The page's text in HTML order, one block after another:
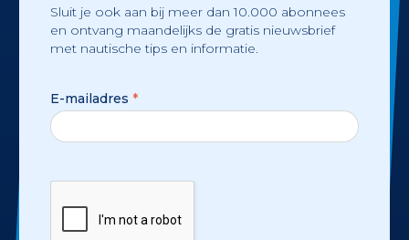
Sluit je ook aan bij meer dan 10.000 abonnees
en ontvang maandelijks de gratis nieuwsbrief
met nautische tips en informatie.
E-mailadres *